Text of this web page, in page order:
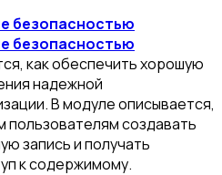
безопасностью
безопасностью
как обеспечить хорошую
надежной
В модуле описывается,
пользователям создавать
запись и получать
к содержимому.